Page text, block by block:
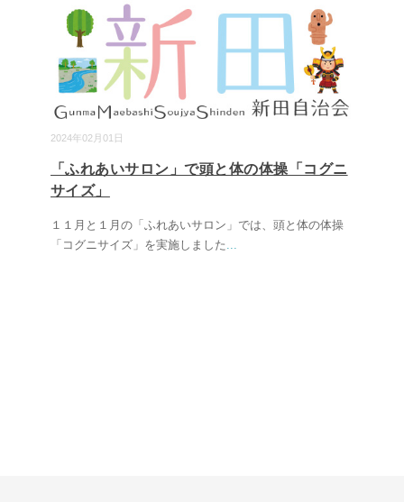
2024年02月01日
「ふれあいサロン」で頭と体の体操「コグニ
サイズ」
１１月と１月の「ふれあいサロン」では、頭と体の体操
「コグニサイズ」を実施しました...